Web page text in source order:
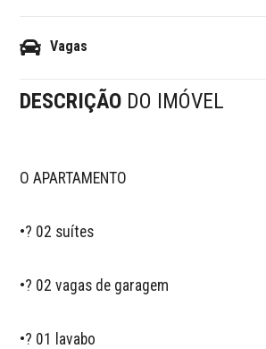
Vagas
DESCRIÇÃO DO IMÓVEL
O APARTAMENTO
•? 02 suítes
•? 02 vagas de garagem
•? 01 lavabo